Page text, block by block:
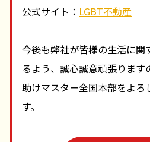
公式サイト： LGBT不動産
今後も弊社が皆様の生活に関
るよう、誠心誠意頑張りま
助けマスター全国本部をよろ
す。